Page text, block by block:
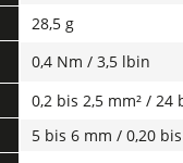
28,5 g
0,4 Nm / 3,5 lbin
0,2 bis 2,5 mm² /
5 bis 6 mm / 0,20